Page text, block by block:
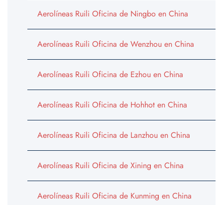
Aerolíneas Ruili Oficina de Ningbo en China
Aerolíneas Ruili Oficina de Wenzhou en China
Aerolíneas Ruili Oficina de Ezhou en China
Aerolíneas Ruili Oficina de Hohhot en China
Aerolíneas Ruili Oficina de Lanzhou en China
Aerolíneas Ruili Oficina de Xining en China
Aerolíneas Ruili Oficina de Kunming en China